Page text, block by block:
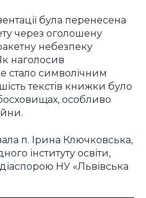
була перенесена
через оголошену
небезпеку
наголосив
стало символічним
текстів книжки було
особливо
п. Ірина Ключковська,
інституту освіти,
діаспорою НУ «Львівська